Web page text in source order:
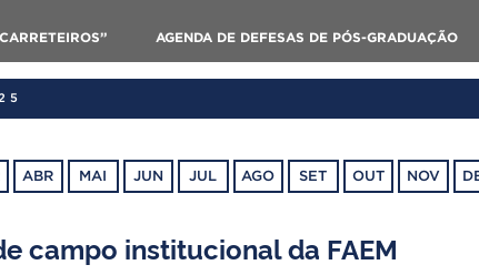
AGENDA DE DEFESAS DE PÓS-GRADUAÇÃO
ABR MAI JUN JUL AGO SET OUT NOV
campo institucional da FAEM